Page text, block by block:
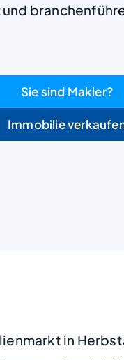
Sie sind Makler?
Immobilie
in